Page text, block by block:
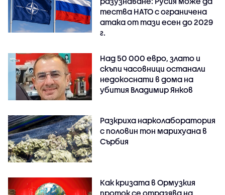
тества НАТО с ограничена
атака от тази есен до 2029
г.
Над 50 000 евро, злато и
скъпи часовници останали
недокоснати в дома на
убития Владимир Янков
Разкриха нарколаборатория
с половин тон марихуана в
Сърбия
Как кризата в Ормузкия
проток се отразява на